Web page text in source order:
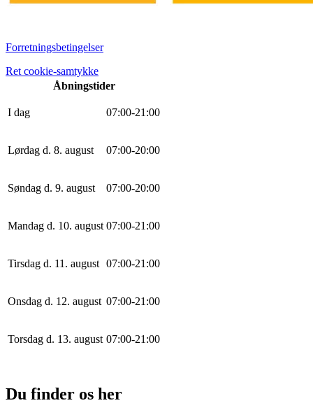
Forretningsbetingelser
Ret cookie-samtykke
Åbningstider
I dag 07:00-21 :00
Lørdag d. 8. august 07:00-20:00
Søndag d. 9. august 07:00-20:00
Mandag d. 10. august 07:00-21 :00
Tirsdag d. 11. august 07:00-21 :00
Onsdag d. 12. august 07:00-21 :00
Torsdag d. 13. august 07:00-21 :00
Du finder os her